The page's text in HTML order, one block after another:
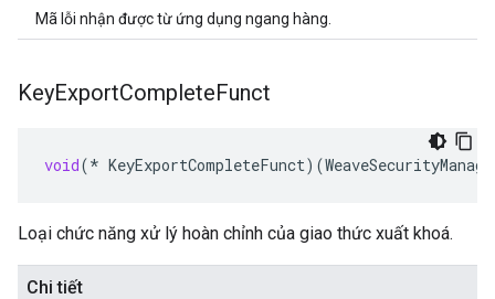
Mã lỗi nhận được từ ứng dụng ngang hàng.
KeyExportCompleteFunct
void(* KeyExportCompleteFunct)(
Loại chức năng xử lý hoàn chỉnh của giao thức xuất khoá.
Chi tiết